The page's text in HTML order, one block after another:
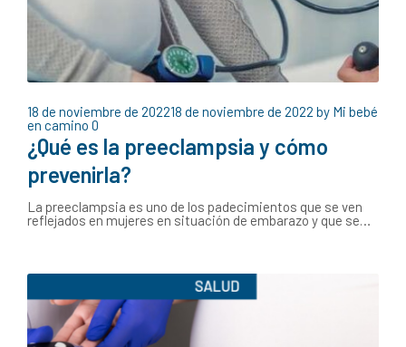
18 de noviembre de 202218 de noviembre de 2022 by Mi bebé
en camino 0
¿Qué es la preeclampsia y cómo
prevenirla?
La preeclampsia es uno de los padecimientos que se ven
reflejados en mujeres en situación de embarazo y que se…